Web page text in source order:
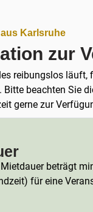
Karlsruhe
zur
reibungslos
beachten Sie
gerne zur
beträgt
für eine